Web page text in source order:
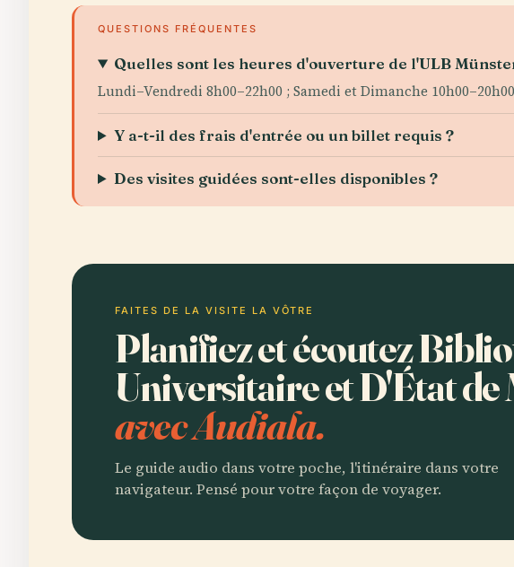
QUESTIONS FRÉQUENTES
Quelles sont les heures d'ouverture de l'ULB
Lundi–Vendredi 8h00–22h00 ; Samedi et Dimanche
Y a-t-il des frais d'entrée ou un billet requis ?
Des visites guidées sont-elles disponibles ?
FAITES DE LA VISITE LA VÔTRE
Planifiez et écoutez
Universitaire et D'État
avec Audiala.
Le guide audio dans votre poche, l'itinéraire dans votre
navigateur. Pensé pour votre façon de voyager.